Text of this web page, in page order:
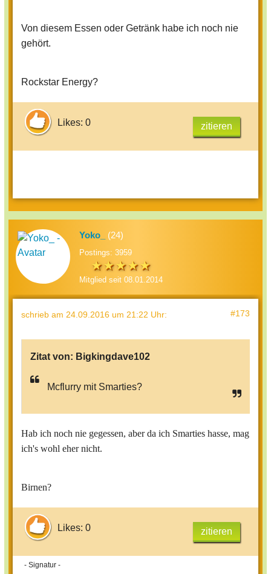
Von diesem Essen oder Getränk habe ich noch nie
gehört.
Rockstar Energy?
Likes: 0 zitieren
Yoko_ (24)
Postings: 3959
Mitglied seit 08.01.2014
schrieb am 24.09.2016 um 21:22 Uhr: #173
Zitat von: Bigkingdave102
Mcflurry mit Smarties?
Hab ich noch nie gegessen, aber da ich Smarties hasse, mag
ich's wohl eher nicht.
Birnen?
Likes: 0 zitieren
- Signatur -